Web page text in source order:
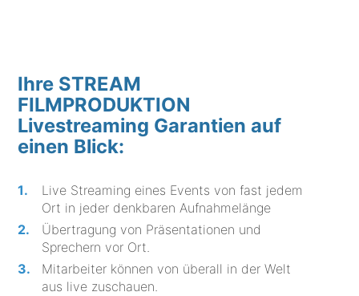
Ihre STREAM
FILMPRODUKTION
Livestreaming Garantien auf
einen Blick:
Live Streaming eines Events von fast jedem
Ort in jeder denkbaren Aufnahmelänge
Übertragung von Präsentationen und
Sprechern vor Ort.
Mitarbeiter können von überall in der Welt
aus live zuschauen.